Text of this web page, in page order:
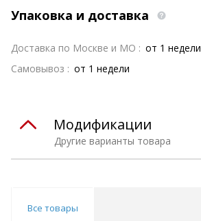
Упаковка и доставка
Доставка по Москве и МО : от 1 недели
Самовывоз : от 1 недели
Другие варианты товара
Модификации
Все товары